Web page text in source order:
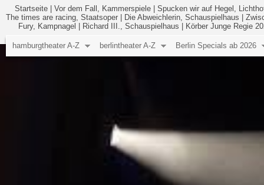
Startseite Vor dem Fall, Kammerspiele
Spucken wir auf Hegel,
The times are racing, Staatsoper
Die Abweichlerin, Schauspielhaus
Fury, Kampnagel
Richard III., Schauspielhaus Körber Junge Regie
hamburgtheater A-Z berlintheater A-Z Berlin Specials ab 2026